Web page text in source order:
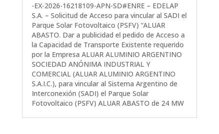
-EX-2026-16218109-APN-SD#ENRE – EDELAP
S.A. – Solicitud de Acceso para vincular al SADI el
Parque Solar Fotovoltaico (PSFV) “ALUAR
ABASTO. Dar a publicidad el pedido de Acceso a
la Capacidad de Transporte Existente requerido
por la Empresa ALUAR ALUMINIO ARGENTINO
SOCIEDAD ANÓNIMA INDUSTRIAL Y
COMERCIAL (ALUAR ALUMINIO ARGENTINO
S.A.I.C.), para vincular al Sistema Argentino de
Interconexión (SADI) el Parque Solar
Fotovoltaico (PSFV) ALUAR ABASTO de 24 MW